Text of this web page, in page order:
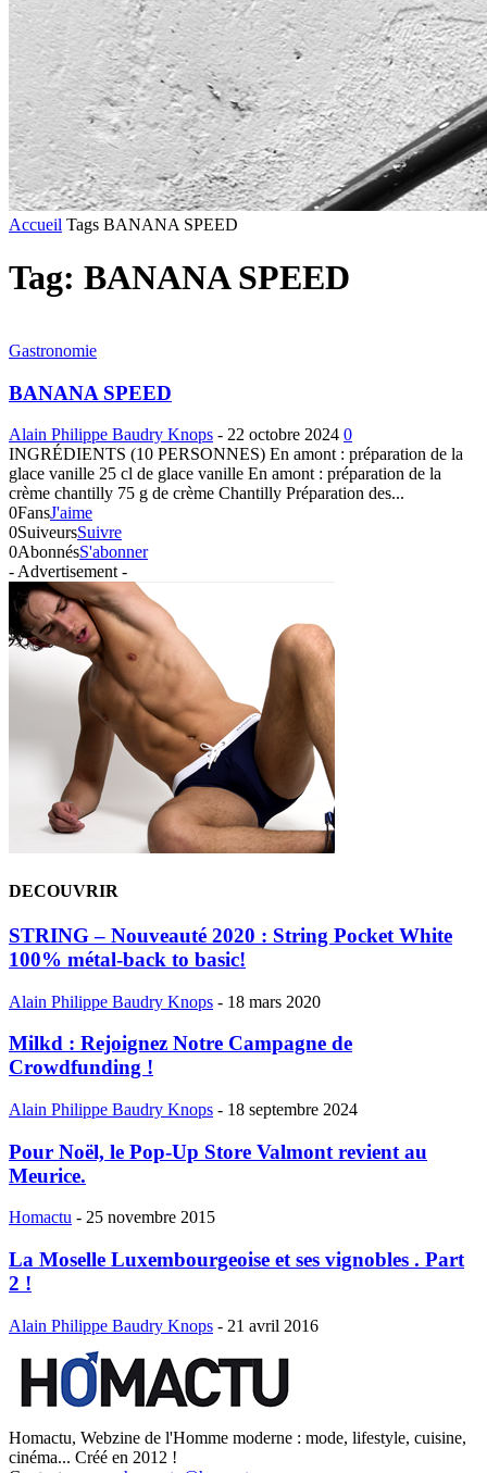
Accueil Tags BANANA SPEED
Tag: BANANA SPEED
Gastronomie
BANANA SPEED
Alain Philippe Baudry Knops - 22 octobre 2024 0
INGRÉDIENTS (10 PERSONNES) En amont : préparation de la
glace vanille 25 cl de glace vanille En amont : préparation de la
crème chantilly 75 g de crème Chantilly Préparation des...
0FansJ'aime
0SuiveursSuivre
0AbonnésS'abonner
- Advertisement -
DECOUVRIR
STRING – Nouveauté 2020 : String Pocket White
100% métal-back to basic!
Alain Philippe Baudry Knops - 18 mars 2020
Milkd : Rejoignez Notre Campagne de
Crowdfunding !
Alain Philippe Baudry Knops - 18 septembre 2024
Pour Noël, le Pop-Up Store Valmont revient au
Meurice.
Homactu - 25 novembre 2015
La Moselle Luxembourgeoise et ses vignobles . Part
2 !
Alain Philippe Baudry Knops - 21 avril 2016
Homactu, Webzine de l'Homme moderne : mode, lifestyle, cuisine,
cinéma... Créé en 2012 !